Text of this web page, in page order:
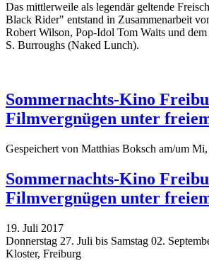
Das mittlerweile als legendär geltende
Black Rider" entstand in Zusammenarbeit
Robert Wilson, Pop-Idol Tom Waits und
S. Burroughs (Naked Lunch).
Sommernachts-Kino
Filmvergnügen unter
Gespeichert von Matthias Boksch am/um
Sommernachts-Kino
Filmvergnügen unter
19. Juli 2017
Donnerstag 27. Juli bis Samstag 02.
Kloster, Freiburg